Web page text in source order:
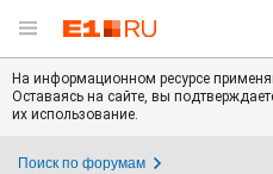
На информационном ресурсе
Оставаясь на сайте, вы
их использование.
Поиск по форумам